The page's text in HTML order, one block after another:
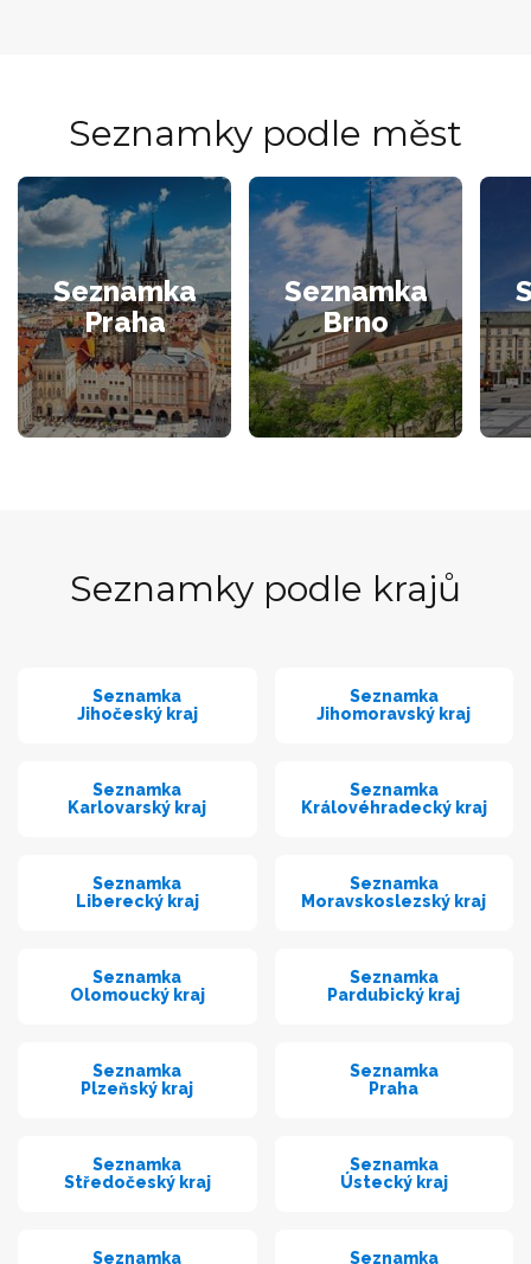
Seznamky podle měst
Seznamka
Praha
Seznamka
Brno
Seznamky podle krajů
Seznamka
Jihočeský kraj
Seznamka
Jihomoravský kraj
Seznamka
Karlovarský kraj
Seznamka
Královéhradecký kraj
Seznamka
Liberecký kraj
Seznamka
Moravskoslezský kraj
Seznamka
Olomoucký kraj
Seznamka
Pardubický kraj
Seznamka
Plzeňský kraj
Seznamka
Praha
Seznamka
Středočeský kraj
Seznamka
Ústecký kraj
Seznamka Seznamka